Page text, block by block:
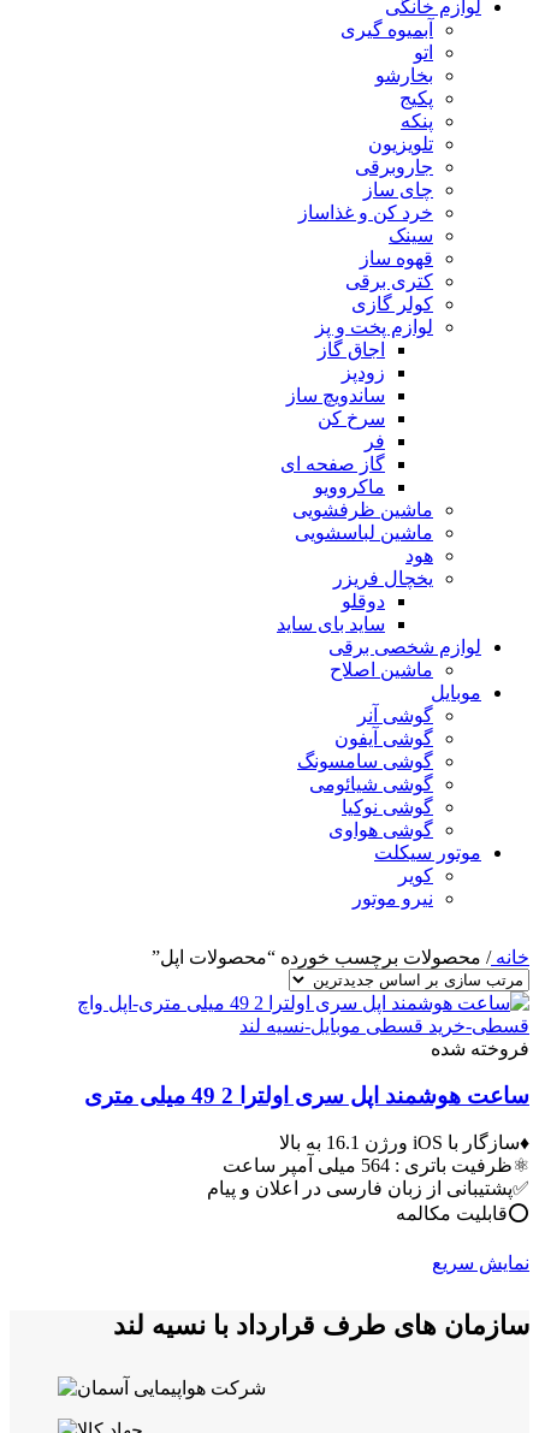
لوازم خانگی
آبمیوه گیری
اتو
بخارشو
پکیج
پنکه
تلویزیون
جاروبرقی
چای ساز
خرد کن و غذاساز
سینک
قهوه ساز
کتری برقی
کولر گازی
لوازم پخت و پز
اجاق گاز
زودپز
ساندویچ ساز
سرخ کن
فر
گاز صفحه ای
ماکروویو
ماشین ظرفشویی
ماشین لباسشویی
هود
یخچال فریزر
دوقلو
ساید بای ساید
لوازم شخصی برقی
ماشین اصلاح
موبایل
گوشی آنر
گوشی آیفون
گوشی سامسونگ
گوشی شیائومی
گوشی نوکیا
گوشی هواوی
موتور سیکلت
کویر
نیرو موتور
خانه/ محصولات برچسب خورده “محصولات اپل”
فروخته شده
ساعت هوشمند اپل سری اولترا 2 49 میلی متری
♦️سازگار با iOS ورژن 16.1 به بالا
⚛️ظرفیت باتری : 564 میلی آمپر ساعت
✅پشتیبانی از زبان فارسی در اعلان و پیام
⭕️قابلیت مکالمه
نمایش سریع
سازمان های طرف قرارداد با نسیه لند